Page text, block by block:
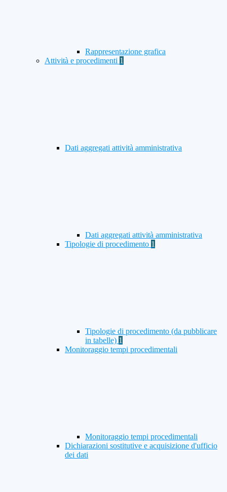
Rappresentazione grafica
Attività e procedimenti 1
Dati aggregati attività amministrativa
Dati aggregati attività amministrativa
Tipologie di procedimento 1
Tipologie di procedimento (da pubblicare
in tabelle) 1
Monitoraggio tempi procedimentali
Monitoraggio tempi procedimentali
Dichiarazioni sostitutive e acquisizione d'ufficio
dei dati